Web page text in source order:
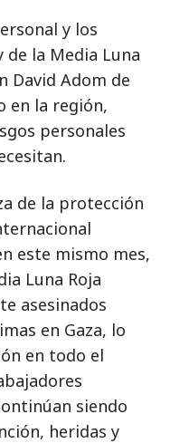
y los
de la Media Luna
David Adom de
en la región,
personales
de la protección
este mismo mes,
Luna Roja
asesinados
en Gaza, lo
en todo el
siendo
heridas y